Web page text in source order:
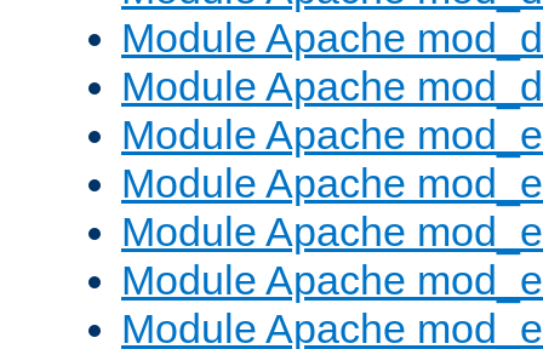
Module Apache
Module Apache
Module Apache
Module Apache
Module Apache
Module Apache
Module Apache